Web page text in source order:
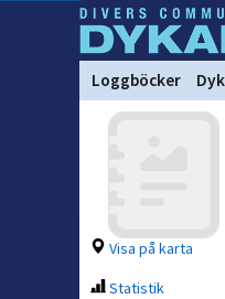
Loggböcker
Visa på karta
Statistik